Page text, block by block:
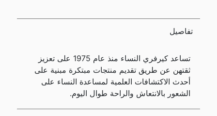
تفاصيل
تساعد كيرفري النساء منذ عام 1975 على تعزيز
ثقتهن عن طريق تقديم منتجات مبتكرة مبنية على
أحدث الاكتشافات العلمية لمساعدة النساء على
الشعور بالانتعاش والراحة طوال اليوم.